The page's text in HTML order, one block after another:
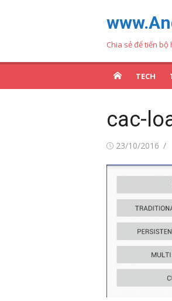
Chia sẻ để tiến bộ
TECH
cac-
Đăng23/10/2016